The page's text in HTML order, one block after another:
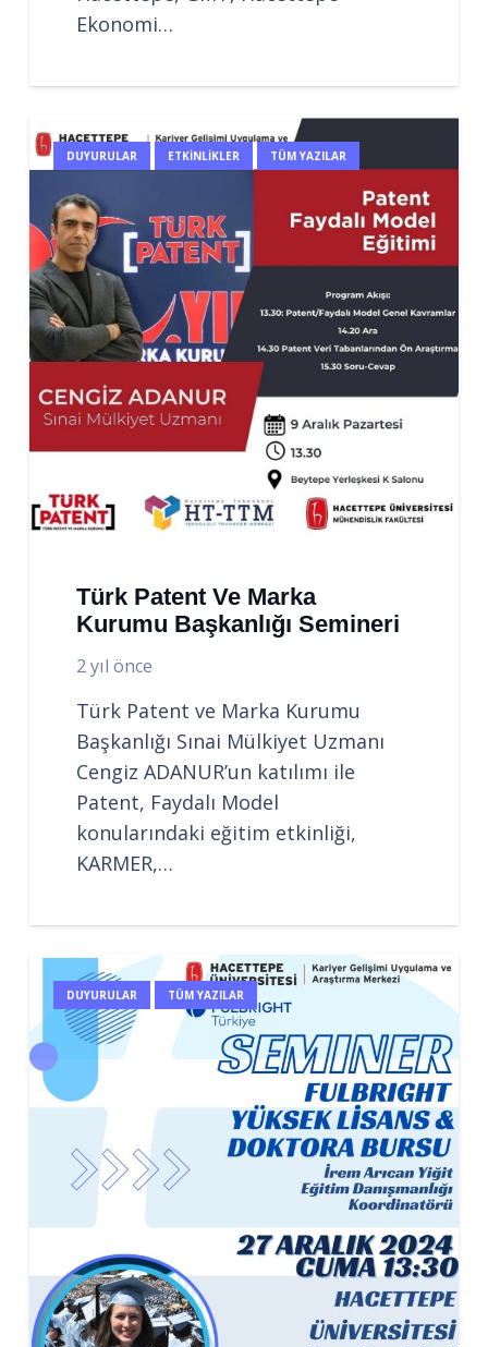
Ekonomi…
DUYURULAR ETKINLIKLER TÜM YAZILAR
Türk Patent Ve Marka
Kurumu Başkanlığı Semineri
2 yıl önce
Türk Patent ve Marka Kurumu
Başkanlığı Sınai Mülkiyet Uzmanı
Cengiz ADANUR’un katılımı ile
Patent, Faydalı Model
konularındaki eğitim etkinliği,
KARMER,…
DUYURULAR TÜM YAZILAR